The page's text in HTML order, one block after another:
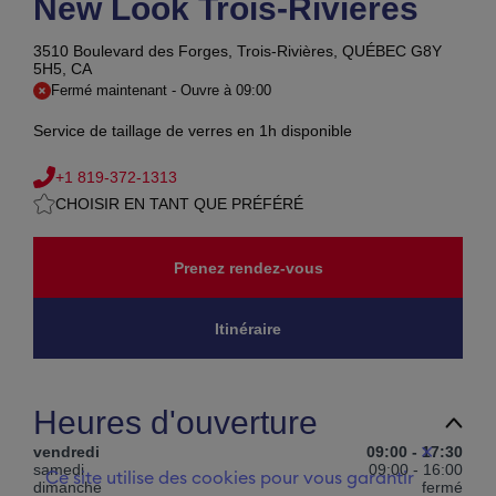
Ce site utilise des cookies pour vous garantir
✕
New Look Trois-Rivières
3510 Boulevard des Forges, Trois-Rivières, QUÉBEC G8Y
5H5, CA
Fermé maintenant - Ouvre à 09:00
Service de taillage de verres en 1h disponible
+1 819-372-1313
CHOISIR EN TANT QUE PRÉFÉRÉ
Prenez rendez-vous
Itinéraire
Heures d'ouverture
vendredi 09:00 - 17:30
samedi
09:00 - 16:00
dimanche
fermé